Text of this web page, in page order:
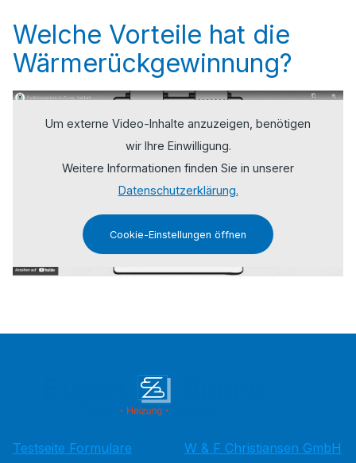
Welche Vorteile hat die
Wärmerückgewinnung?
Um externe Video-Inhalte anzuzeigen, benötigen
wir Ihre Einwilligung.
Weitere Informationen finden Sie in unserer
Datenschutzerklärung.
Cookie-Einstellungen öffnen
Testseite Formulare
W & F Christiansen GmbH